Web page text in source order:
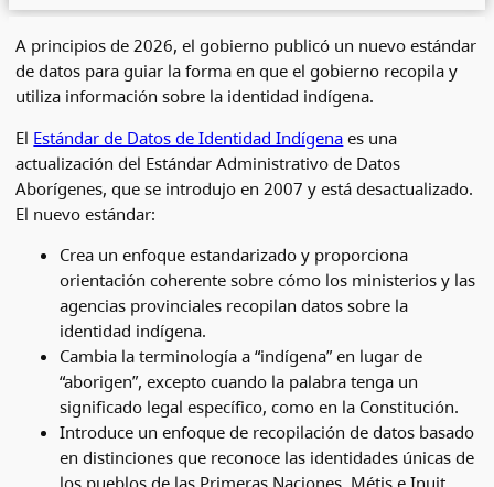
A principios de 2026, el gobierno publicó un nuevo estándar
de datos para guiar la forma en que el gobierno recopila y
utiliza información sobre la identidad indígena.
El Estándar de Datos de Identidad Indígena es una
actualización del Estándar Administrativo de Datos
Aborígenes, que se introdujo en 2007 y está desactualizado.
El nuevo estándar:
Crea un enfoque estandarizado y proporciona
orientación coherente sobre cómo los ministerios y las
agencias provinciales recopilan datos sobre la
identidad indígena.
Cambia la terminología a “indígena” en lugar de
“aborigen”, excepto cuando la palabra tenga un
significado legal específico, como en la Constitución.
Introduce un enfoque de recopilación de datos basado
en distinciones que reconoce las identidades únicas de